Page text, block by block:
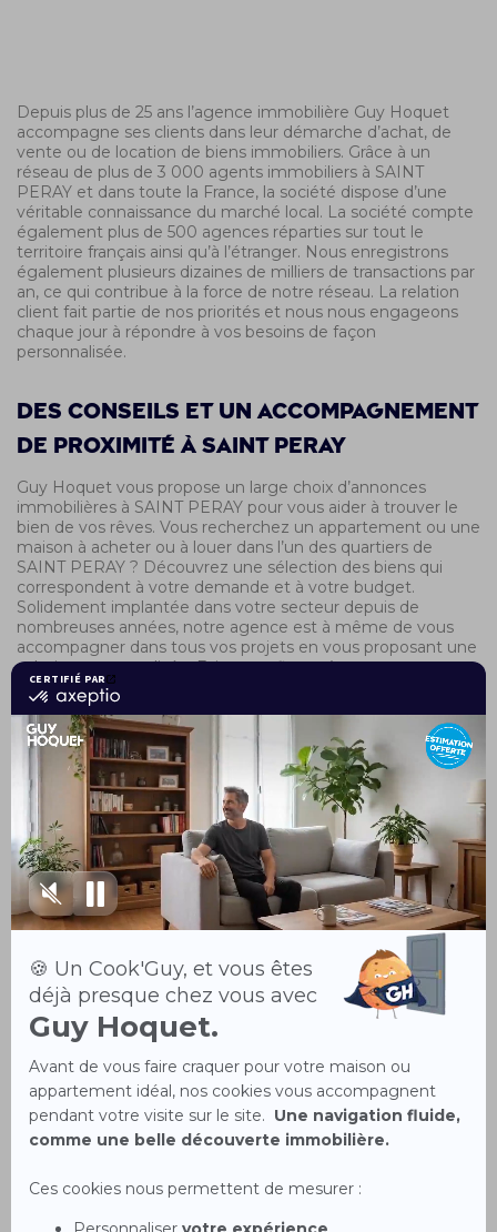
Depuis plus de 25 ans l’agence immobilière Guy Hoquet
accompagne ses clients dans leur démarche d’achat, de
vente ou de location de biens immobiliers. Grâce à un
réseau de plus de 3 000 agents immobiliers à SAINT
PERAY et dans toute la France, la société dispose d’une
véritable connaissance du marché local. La société compte
également plus de 500 agences réparties sur tout le
territoire français ainsi qu’à l’étranger. Nous enregistrons
également plusieurs dizaines de milliers de transactions par
an, ce qui contribue à la force de notre réseau. La relation
client fait partie de nos priorités et nous nous engageons
chaque jour à répondre à vos besoins de façon
personnalisée.
Des conseils et un accompagnement
de proximité à SAINT PERAY
Guy Hoquet vous propose un large choix d’annonces
immobilières à SAINT PERAY pour vous aider à trouver le
bien de vos rêves. Vous recherchez un appartement ou une
maison à acheter ou à louer dans l’un des quartiers de
SAINT PERAY ? Découvrez une sélection des biens qui
correspondent à votre demande et à votre budget.
Solidement implantée dans votre secteur depuis de
nombreuses années, notre agence est à même de vous
accompagner dans tous vos projets en vous proposant une
solution personnalisée. Faites confiance à nos agents
immobiliers à SAINT PERAY pour concrétiser rapidement et
sereinement votre projet immobilier.
Votre agence vous accompagne
près de chez vous
Votre agence immobilière à SAINT PERAY vous propose
une approche multi-métiers. Nos agents sont à vos côtés
durant toutes vos démarches de location, transaction
immobilière, vente de programmes neufs ou de terrains.
Notre équipe est également composée d’experts en
opérations viagères, en gestion locative ou encore en
cession de fonds de commerce ou d’entreprise. Le savoir-
faire de votre agence Guy Hoquet s’étend donc sur tous les
plans techniques, commerciaux, juridiques et financiers
pour vous aider à concrétiser vos opérations immobilières.
N’hésitez pa à nous contacter, nous répondons à toutes
vos interrogations concernant la défiscalisation, l’estimation
de votre bien, la recherche de solutions de financement ou
d’assurance.